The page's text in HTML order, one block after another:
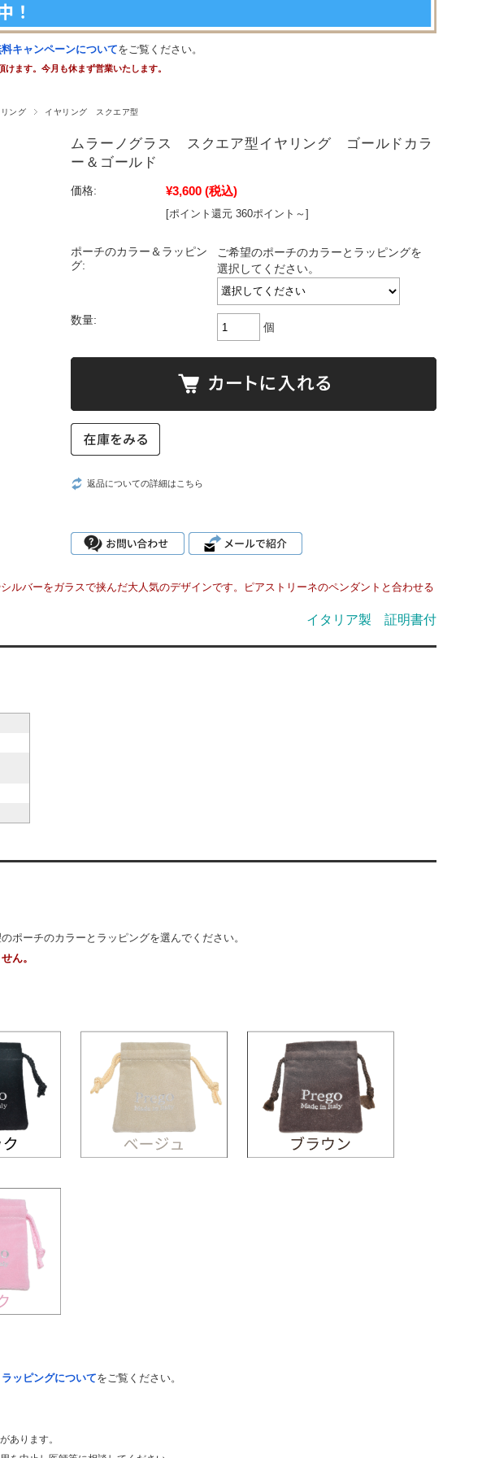
キャンペーンについてをご覧ください。
ます。今月も休まず営業いたします。
ング イヤリング スクエア型
ムラーノグラス スクエア型イヤリング ゴールドカラ
ー＆ゴールド
価格: ¥3,600 (税込)
[ポイント還元 360ポイント～]
ポーチのカラー＆ラッピン
グ:
ご希望のポーチのカラーとラッピングを
選択してください。
数量:
個
返品についての詳細はこちら
ルバーをガラスで挟んだ大人気のデザインです。ピアストリーネのペンダントと合わせる
イタリア製 証明書付
ポーチのカラーとラッピングを選んでください。
ん。
ッピングについてをご覧ください。
あります。